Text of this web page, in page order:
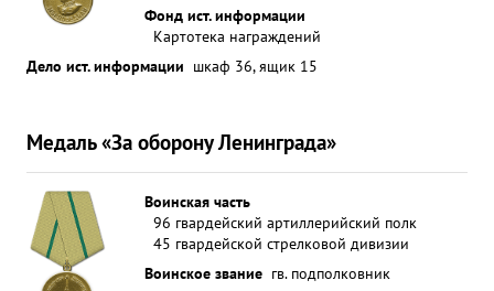
Фонд ист. информации
Картотека награждений
Дело ист. информации шкаф 36, ящик 15
Медаль «За оборону Ленинграда»
Воинская часть
96 гвардейский артиллерийский полк
45 гвардейской стрелковой дивизии
Воинское звание гв. подполковник